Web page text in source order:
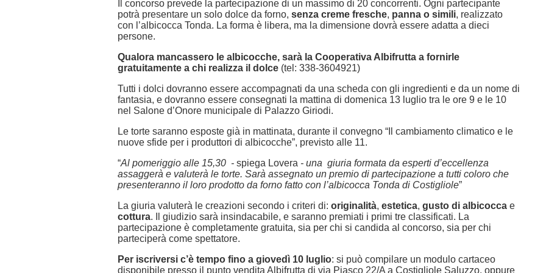
Il concorso prevede la partecipazione di un massimo di 20 concorrenti. Ogni partecipante
potrà presentare un solo dolce da forno, senza creme fresche, panna o simili, realizzato
con l’albicocca Tonda. La forma è libera, ma la dimensione dovrà essere adatta a dieci
persone.
Qualora mancassero le albicocche, sarà la Cooperativa Albifrutta a fornirle
gratuitamente a chi realizza il dolce (tel: 338-3604921)
Tutti i dolci dovranno essere accompagnati da una scheda con gli ingredienti e da un nome di
fantasia, e dovranno essere consegnati la mattina di domenica 13 luglio tra le ore 9 e le 10
nel Salone d’Onore municipale di Palazzo Giriodi.
Le torte saranno esposte già in mattinata, durante il convegno “Il cambiamento climatico e le
nuove sfide per i produttori di albicocche”, previsto alle 11.
“Al pomeriggio alle 15,30 - spiega Lovera - una giuria formata da esperti d’eccellenza
assaggerà e valuterà le torte. Sarà assegnato un premio di partecipazione a tutti coloro che
presenteranno il loro prodotto da forno fatto con l’albicocca Tonda di Costigliole”
La giuria valuterà le creazioni secondo i criteri di: originalità, estetica, gusto di albicocca e
cottura. Il giudizio sarà insindacabile, e saranno premiati i primi tre classificati. La
partecipazione è completamente gratuita, sia per chi si candida al concorso, sia per chi
parteciperà come spettatore.
Per iscriversi c’è tempo fino a giovedì 10 luglio: si può compilare un modulo cartaceo
disponibile presso il punto vendita Albifrutta di via Piasco 22/A a Costigliole Saluzzo, oppure